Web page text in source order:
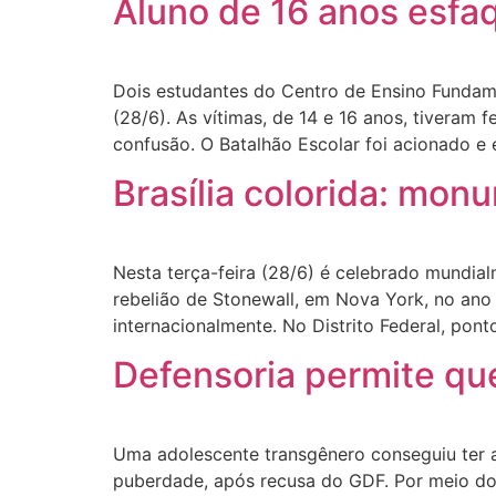
Aluno de 16 anos
Dois estudantes do Centro de Ensino
(28/6). As vítimas, de 14 e 16 anos, tiveram
confusão. O Batalhão Escolar foi acionado
Brasília colorida:
Nesta terça-feira (28/6) é celebrado
rebelião de Stonewall, em Nova York, no
internacionalmente. No Distrito Federal,
Defensoria permite
Uma adolescente transgênero conseguiu
puberdade, após recusa do GDF. Por meio